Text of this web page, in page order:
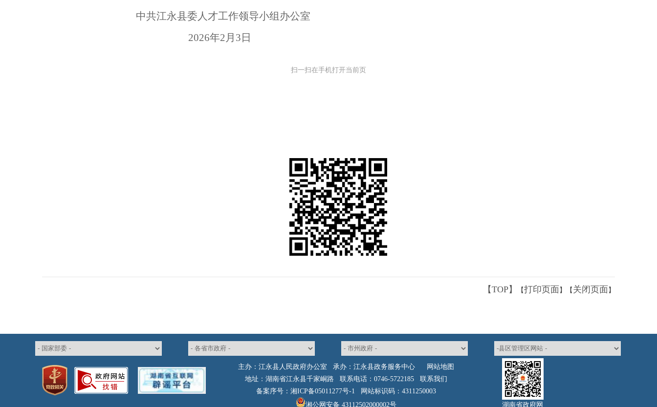
中共江永县委人才工作领导小组办公室
2026年2月3日
扫一扫在手机打开当前页
【TOP】 【打印页面 】【 关闭页面 】
主办：江永县人民政府办公室 承办：江永县政务服务中心
网站地图
地址：湖南省江永县千家峒路 联系电话：0746-5722185联系我们
备案序号：湘ICP备05011277号-1 网站标识码：4311250003
湘公网安备 43112502000002号
湖南省政府网